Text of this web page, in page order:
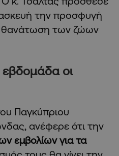
την προσφυγή
θανάτωση των ζώων
οι
Παγκύπριου
ανέφερε ότι την
εμβολίων για τα